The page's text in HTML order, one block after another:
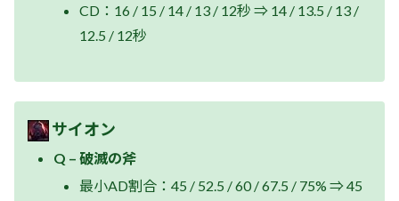
CD：16 / 15 / 14 / 13 / 12秒 ⇒ 14 / 13.5 / 13 /
12.5 / 12秒
サイオン
Q – 破滅の斧
最小AD割合：45 / 52.5 / 60 / 67.5 / 75% ⇒ 45